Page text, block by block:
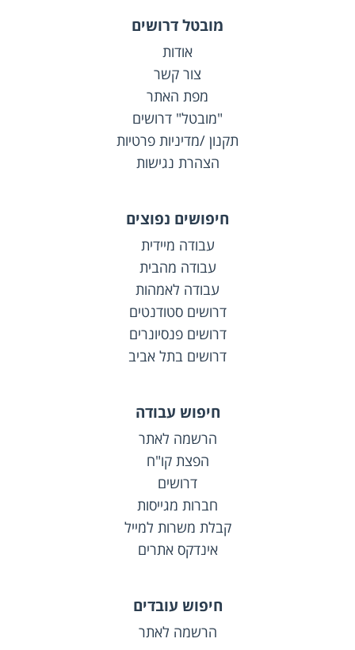
מובטל דרושים
אודות
צור קשר
מפת האתר
"מובטל" דרושים
תקנון /מדיניות פרטיות
הצהרת נגישות
חיפושים נפוצים
עבודה מיידית
עבודה מהבית
עבודה לאמהות
דרושים סטודנטים
דרושים פנסיונרים
דרושים בתל אביב
חיפוש עבודה
הרשמה לאתר
הפצת קו"ח
דרושים
חברות מגייסות
קבלת משרות למייל
אינדקס אתרים
חיפוש עובדים
הרשמה לאתר